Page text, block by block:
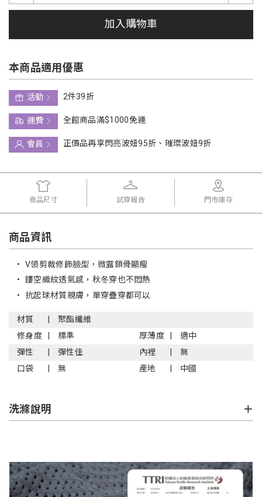
加入購物車
本商品適用優惠
活動
2件39折
運費
全館商品滿$1000免運
會員
正價品再享閃亮波妞95折、璀璨波妞9折
商品尺寸 試穿報告 門市庫存
商品資訊
• V領剪裁修飾臉型，微露鎖骨顯瘦
• 鏤空織紋透氣感，秋冬穿也不悶熱
• 抗起球材質親膚，單穿疊穿都可以
材質
聚酯纖維
修身度
標準 厚薄度
適中
彈性
彈性佳 內裡
無
口袋
無 產地 中國
洗滌說明